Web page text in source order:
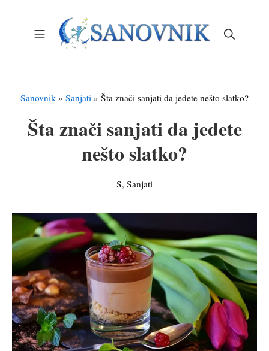
Mobile Menu
Sanovnik » Sanjati » Šta znači sanjati da jedete nešto slatko?
Šta znači sanjati da jedete
nešto slatko?
S, Sanjati